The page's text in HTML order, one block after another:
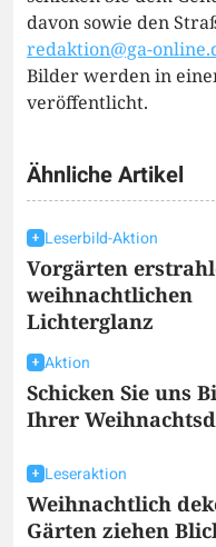
davon sowie den
redaktion@ga-
Bilder werden in
veröffentlicht.
Ähnliche Artikel
Leserbild-Aktion
Vorgärten
weihnachtlichen
Lichterglanz
Aktion
Schicken Sie uns
Ihrer
Leseraktion
Weihnachtlich
Gärten ziehen